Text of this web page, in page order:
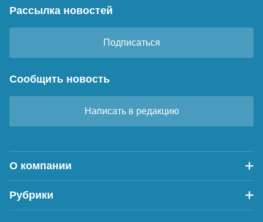
Рассылка новостей
Подписаться
Сообщить новость
Написать в редакцию
О компании
Рубрики